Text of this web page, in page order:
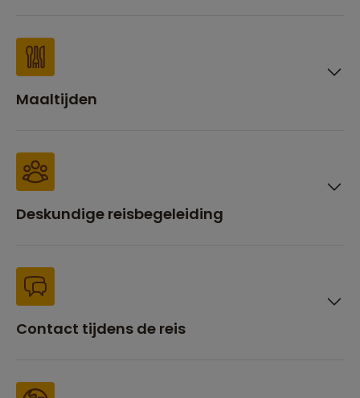
Maaltijden
Deskundige reisbegeleiding
Contact tijdens de reis